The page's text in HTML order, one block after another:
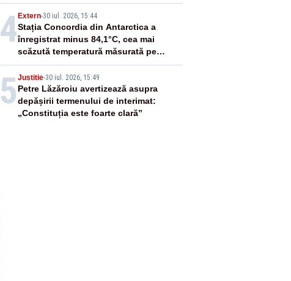
4 Extern-30 iul. 2026, 15:44
Stația Concordia din Antarctica a
înregistrat minus 84,1°C, cea mai
scăzută temperatură măsurată pe
Pământ din 2012
5 Justitie-30 iul. 2026, 15:49
Petre Lăzăroiu avertizează asupra
depășirii termenului de interimat:
„Constituția este foarte clară”